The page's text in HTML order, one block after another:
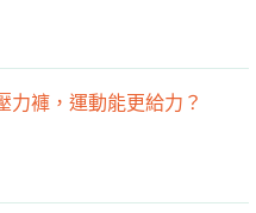
能更給力？